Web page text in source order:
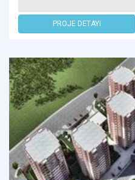
PROJE DETAYI